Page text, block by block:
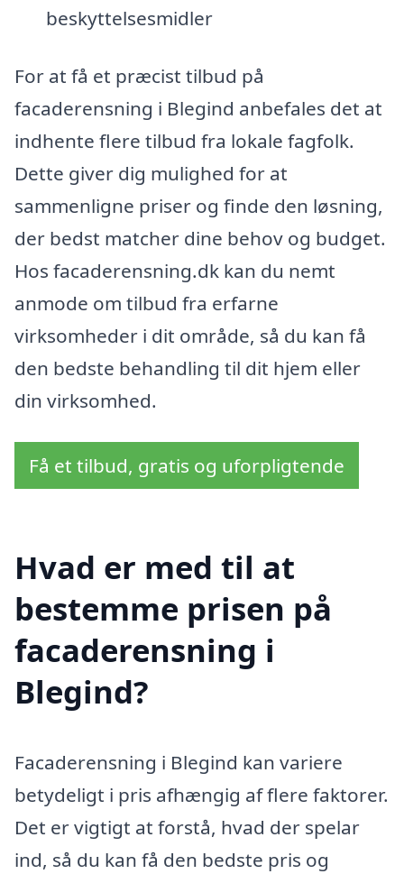
beskyttelsesmidler
For at få et præcist tilbud på
facaderensning i Blegind anbefales det at
indhente flere tilbud fra lokale fagfolk.
Dette giver dig mulighed for at
sammenligne priser og finde den løsning,
der bedst matcher dine behov og budget.
Hos facaderensning.dk kan du nemt
anmode om tilbud fra erfarne
virksomheder i dit område, så du kan få
den bedste behandling til dit hjem eller
din virksomhed.
Få et tilbud, gratis og uforpligtende
Hvad er med til at
bestemme prisen på
facaderensning i
Blegind?
Facaderensning i Blegind kan variere
betydeligt i pris afhængig af flere faktorer.
Det er vigtigt at forstå, hvad der spelar
ind, så du kan få den bedste pris og